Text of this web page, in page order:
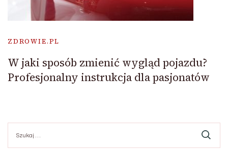
ZDROWIE.PL
W jaki sposób zmienić wygląd pojazdu?
Profesjonalny instrukcja dla pasjonatów